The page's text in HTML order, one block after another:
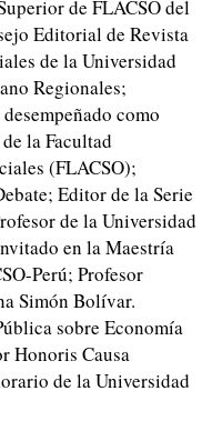
de FLACSO del
Editorial de Revista
de la Universidad
Regionales;
como
la Facultad
(FLACSO);
Editor de la Serie
de la Universidad
en la Maestría
Perú; Profesor
Simón Bolívar.
sobre Economía
Honoris Causa
de la Universidad